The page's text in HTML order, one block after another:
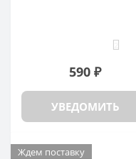
590 ₽
УВЕДОМИТЬ
Ждем поставку